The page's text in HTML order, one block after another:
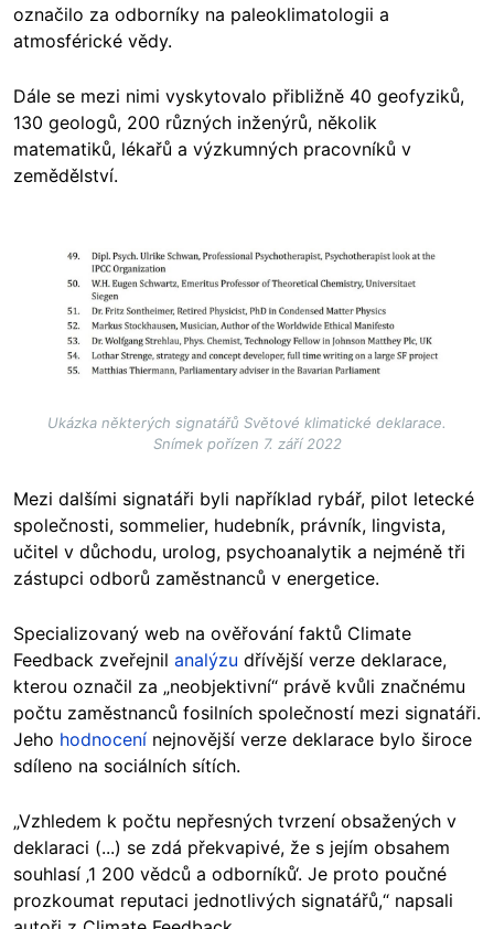
označilo za odborníky na paleoklimatologii a
atmosférické vědy.
Dále se mezi nimi vyskytovalo přibližně 40 geofyziků,
130 geologů, 200 různých inženýrů, několik
matematiků, lékařů a výzkumných pracovníků v
zemědělství.
Ukázka některých signatářů Světové klimatické deklarace.
Snímek pořízen 7. září 2022
Mezi dalšími signatáři byli například rybář, pilot letecké
společnosti, sommelier, hudebník, právník, lingvista,
učitel v důchodu, urolog, psychoanalytik a nejméně tři
zástupci odborů zaměstnanců v energetice.
Specializovaný web na ověřování faktů Climate
Feedback zveřejnil analýzu dřívější verze deklarace,
kterou označil za „neobjektivní“ právě kvůli značnému
počtu zaměstnanců fosilních společností mezi signatáři.
Jeho hodnocení nejnovější verze deklarace bylo široce
sdíleno na sociálních sítích.
„Vzhledem k počtu nepřesných tvrzení obsažených v
deklaraci (...) se zdá překvapivé, že s jejím obsahem
souhlasí ‚1 200 vědců a odborníků‘. Je proto poučné
prozkoumat reputaci jednotlivých signatářů,“ napsali